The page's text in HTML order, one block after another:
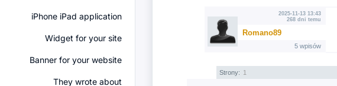
iPhone iPad application
Widget for your site
Banner for your website
They wrote about
2025-11-13 13:43
268 dni temu
Romano89
5 wpisów
Strony: 1